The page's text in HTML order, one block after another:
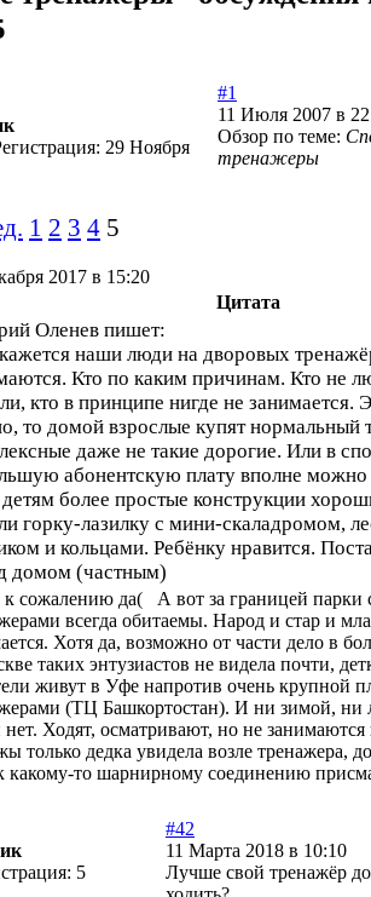
29 Ноября
#1
11 Июля 2007 в
Обзор по теме:
тренажеры
1 2 3 4 5
2017 в 15:20
Цитата
Оленев пишет:
наши люди на дворовых
Кто по каким причинам. Кто не
кто в принципе нигде не занимается.
то домой взрослые купят нормальный
даже не такие дорогие. Или в
абонентскую плату вполне можно
более простые конструкции
горку-лазилку с мини-скаладромом,
и кольцами. Ребёнку нравится.
домом (частным)
сожалению да( А вот за границей парки
всегда обитаемы. Народ и стар и
Хотя да, возможно от части дело в
таких энтузиастов не видела почти,
живут в Уфе напротив очень крупной
(ТЦ Башкортостан). И ни зимой, ни
нет. Ходят, осматривают, но не занимаются
только дедка увидела возле тренажера,
какому-то шарнирному соединению
5
#42
11 Марта 2018 в 10:10
Лучше свой тренажёр